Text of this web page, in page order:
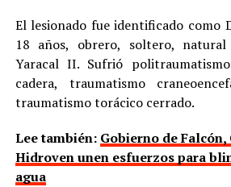
El lesionado fue identificado como
18 años, obrero, soltero,
Yaracal II. Sufrió
cadera, traumatismo
traumatismo torácico cerrado.
Lee también: Gobierno de Falcón,
Hidroven unen esfuerzos para
agua